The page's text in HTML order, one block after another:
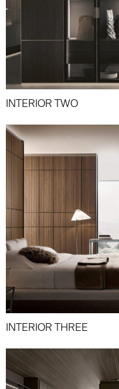
INTERIOR TWO
INTERIOR THREE